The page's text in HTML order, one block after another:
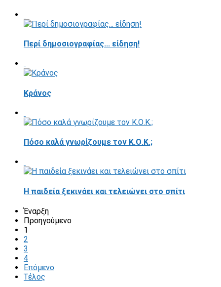
Περί δημοσιογραφίας... είδηση!
Κράνος
Πόσο καλά γνωρίζουμε τον Κ.Ο.Κ.;
Η παιδεία ξεκινάει και τελειώνει στο σπίτι
Έναρξη
Προηγούμενο
1
2
3
4
Επόμενο
Τέλος